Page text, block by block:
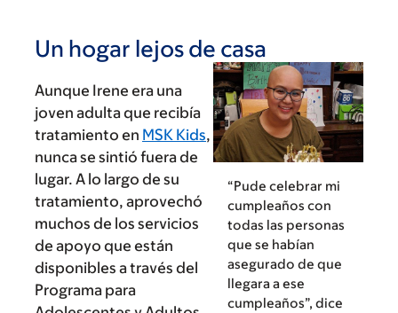
Un hogar lejos de casa
“Pude celebrar mi
cumpleaños con
todas las personas
que se habían
asegurado de que
llegara a ese
cumpleaños”, dice
Aunque Irene era una
joven adulta que recibía
tratamiento en MSK Kids,
nunca se sintió fuera de
lugar. A lo largo de su
tratamiento, aprovechó
muchos de los servicios
de apoyo que están
disponibles a través del
Programa para